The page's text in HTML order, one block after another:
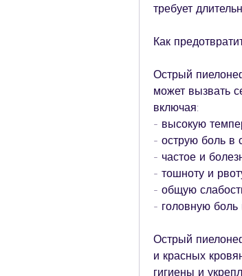
требует
Как
Острый
может вызвать
включая:
- высокую
- острую боль в
- частое и
- тошноту и
- общую
- головную боль
Острый
и красных
гигиены и